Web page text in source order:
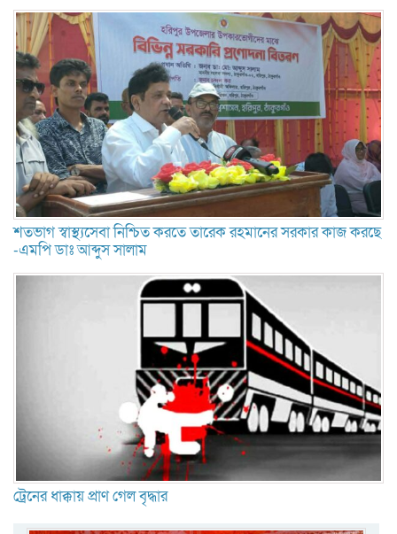
শতভাগ স্বাস্থ্যসেবা নিশ্চিত করতে তারেক রহমানের সরকার কাজ করছে
-এমপি ডাঃ আব্দুস সালাম
ট্রেনের ধাক্কায় প্রাণ গেল বৃদ্ধার